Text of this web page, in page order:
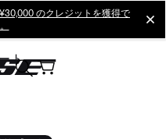
のクレジットを獲得で
ト